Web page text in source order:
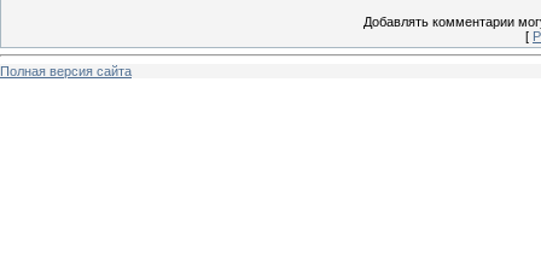
Добавлять комментарии
[
Полная версия сайта